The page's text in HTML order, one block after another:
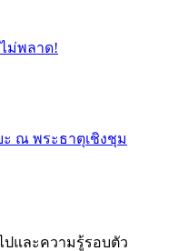
ม่พลาด!
ณ พระธาตุเชิงชุม
ปและความรู้รอบตัว